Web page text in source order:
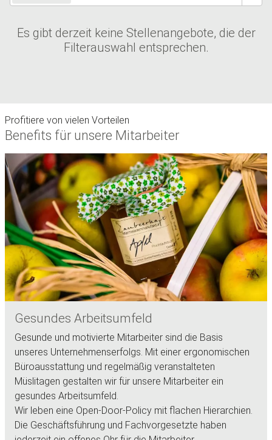
Es gibt derzeit keine Stellenangebote, die der
Filterauswahl entsprechen.
Profitiere von vielen Vorteilen
Benefits für unsere Mitarbeiter
Gesundes Arbeitsumfeld
Gesunde und motivierte Mitarbeiter sind die Basis
unseres Unternehmenserfolgs. Mit einer ergonomischen
Büroausstattung und regelmäßig veranstalteten
Müslitagen gestalten wir für unsere Mitarbeiter ein
gesundes Arbeitsumfeld.
Wir leben eine Open-Door-Policy mit flachen Hierarchien.
Die Geschäftsführung und Fachvorgesetzte haben